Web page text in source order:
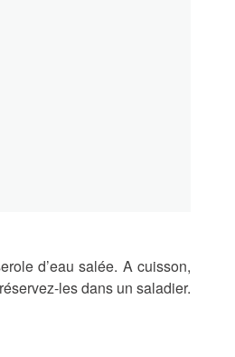
d’eau salée. A cuisson,
les dans un saladier.